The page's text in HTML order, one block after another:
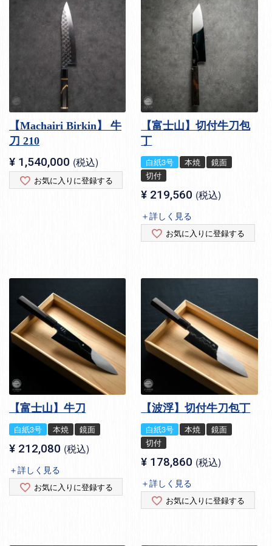
【Machairi Birkin】 牛
刀 210
¥ 1,540,000 税込
お気に入りに登録する
【富士山】切付牛刀包
丁
白紙3号 本焼
鏡面
切付
¥ 219,560 税込
＋詳しく見る
お気に入りに登録する
【富士山】牛刀
白紙3号 本焼 鏡面
¥ 212,080 税込
＋詳しく見る
お気に入りに登録する
【波浮】切付牛刀包丁
白紙3号 本焼
鏡面
切付
¥ 178,860 税込
＋詳しく見る
お気に入りに登録する